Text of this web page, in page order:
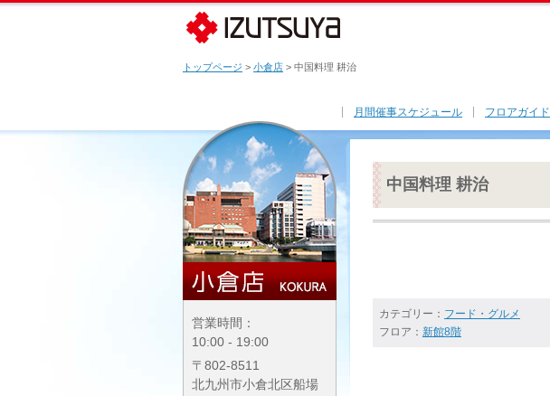
トップページ > 小倉店 > 中国料理 耕治
月間催事スケジュール フロアガイド
営業時間：
10:00 - 19:00
〒802-8511
北九州市小倉北区船場
中国料理 耕治
カテゴリー： フード・グルメ
フロア： 新館8階